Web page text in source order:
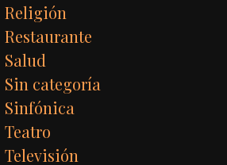
Religión
Restaurante
Salud
Sin categoría
Sinfónica
Teatro
Televisión